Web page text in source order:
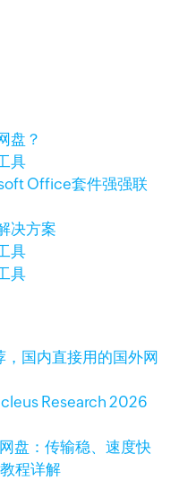
盘？
具
Office套件强强联
决方案
具
具
国内直接用的国外网
Research 2026
盘：传输稳、速度快
程详解